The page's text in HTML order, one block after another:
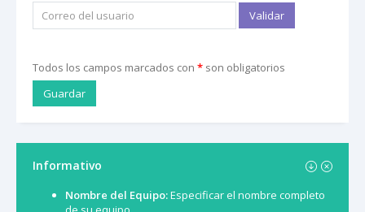
Validar
Todos los campos marcados con * son obligatorios
Guardar
Informativo
Nombre del Equipo:Especificar el nombre completo